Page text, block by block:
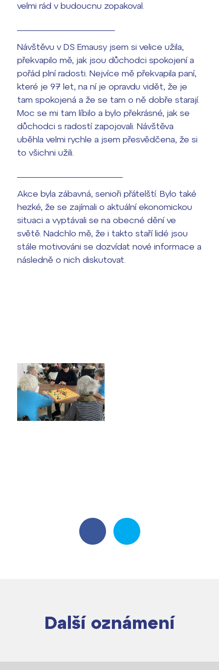
velmi rád v budoucnu zopakoval.
Návštěvu v DS Emausy jsem si velice užila,
překvapilo mě, jak jsou důchodci spokojení a
pořád plní radosti. Nejvíce mě překvapila paní,
které je 97 let, na ní je opravdu vidět, že je
tam spokojená a že se tam o ně dobře starají.
Moc se mi tam líbilo a bylo překrásné, jak se
důchodci s radostí zapojovali. Návštěva
uběhla velmi rychle a jsem přesvědčena, že si
to všichni užili.
Akce byla zábavná, senioři přátelští. Bylo také
hezké, že se zajímali o aktuální ekonomickou
situaci a vyptávali se na obecné dění ve
světě. Nadchlo mě, že i takto staří lidé jsou
stále motivováni se dozvídat nové informace a
následně o nich diskutovat.
Další oznámení